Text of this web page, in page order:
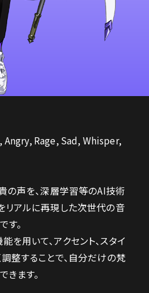
Angry, Rage, Sad, Whisper,
の声を、深層学習等のAI技術
リアルに再現した次世代の音
す。
を用いて、アクセント、スタイ
調整することで、自分だけの梵
きます。